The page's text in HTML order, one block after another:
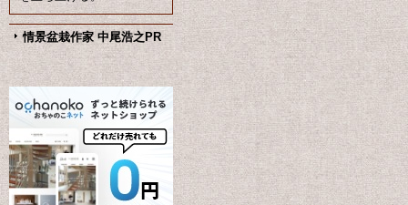
情景盆栽作家 中尾浩之PR